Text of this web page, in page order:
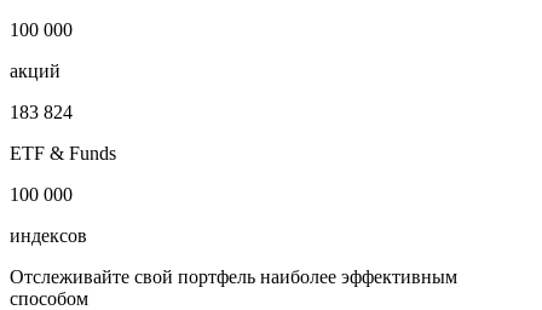
100 000
акций
183 824
ETF & Funds
100 000
индексов
Отслеживайте свой портфель наиболее эффективным
способом